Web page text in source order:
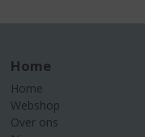
Home
Home
Webshop
Over ons